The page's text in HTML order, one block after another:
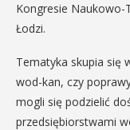
Kongresie Naukowo-
Łodzi.
Tematyka skupia się
wod-kan, czy
mogli się podzielić
przedsiębiorstwami